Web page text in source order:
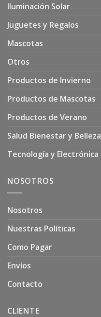
Iluminación Solar
Juguetes y Regalos
Mascotas
Otros
Productos de Invierno
Productos de Mascotas
Productos de Verano
Salud Bienestar y Belleza
Tecnología y Electrónica
NOSOTROS
Nosotros
Nuestras Políticas
Como Pagar
Envíos
Contacto
CLIENTE